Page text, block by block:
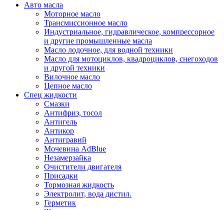
Авто масла
Моторное масло
Трансмиссионное масло
Индустриальное, гидравлическое, компрессорное
и другие промышленные масла
Масло лодочное, для водной техники
Масло для мотоциклов, квадроциклов, снегоходов
и другой техники
Вилочное масло
Цепное масло
Спец жидкости
Смазки
Антифриз, тосол
Антигель
Антикор
Антигравий
Мочевина AdBlue
Незамерзайка
Очистители двигателя
Присадки
Тормозная жидкость
Электролит, вода дистил.
Герметик